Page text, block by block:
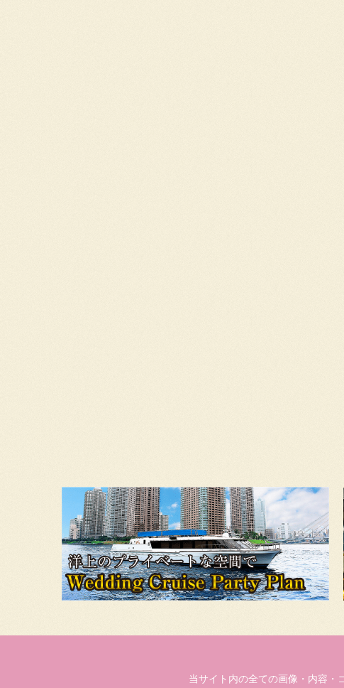
当サイト内の全ての画像・内容・